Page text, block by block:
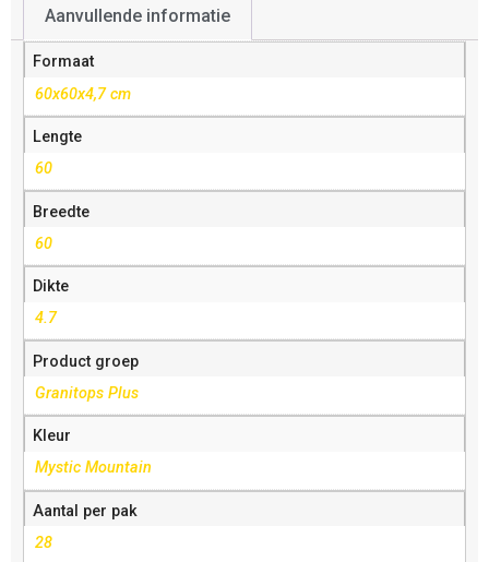
Aanvullende informatie
Formaat
60x60x4,7 cm
Lengte
60
Breedte
60
Dikte
4.7
Product groep
Granitops Plus
Kleur
Mystic Mountain
Aantal per pak
28